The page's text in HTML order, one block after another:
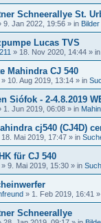
Schneerallye St.
9. Jan 2022, 19:56 » in
Lucas TVS
» 18. Nov 2020, 14:44 » in
Mahindra CJ 540
» 10. Aug 2019, 13:14 » in
Siófok - 2-4.8.2019
1. Jun 2019, 06:08 » in
cj540 (CJ4D)
18. Mai 2019, 17:47 » in
für CJ 540
» 9. Mai 2019, 15:30 » in
» 1. Feb 2019, 16:41
Schneerallye